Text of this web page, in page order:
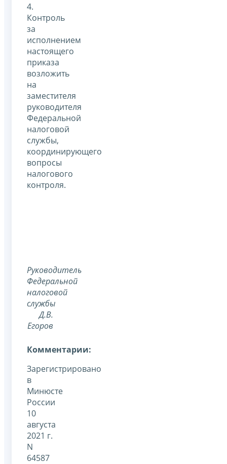
4.
Контроль
за
исполнением
настоящего
приказа
возложить
на
заместителя
руководителя
Федеральной
налоговой
службы,
координирующего
вопросы
налогового
контроля.
Руководитель
Федеральной
налоговой
службы
Д.В.
Егоров
Комментарии:
Зарегистрировано
в
Минюсте
России
10
августа
2021 г.
N
64587